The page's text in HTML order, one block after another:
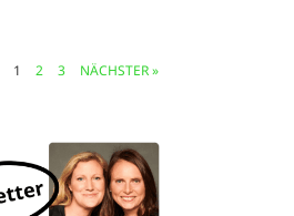
1 2 3 NÄCHSTER »